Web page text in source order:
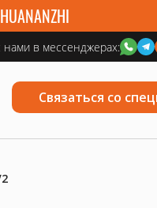
в мессенджерах:
Связаться со